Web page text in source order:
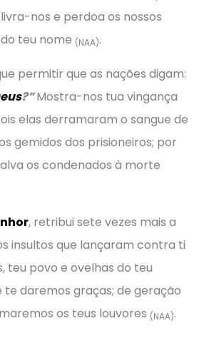
nos e perdoa os nossos
teu nome (NAA).
permitir que as nações digam:
?”Mostra-nos tua vingança
elas derramaram o sangue de
gemidos dos prisioneiros; por
os condenados à morte
, retribui sete vezes mais a
insultos que lançaram contra ti
teu povo e ovelhas do teu
daremos graças; de geração
os teus louvores (NAA).